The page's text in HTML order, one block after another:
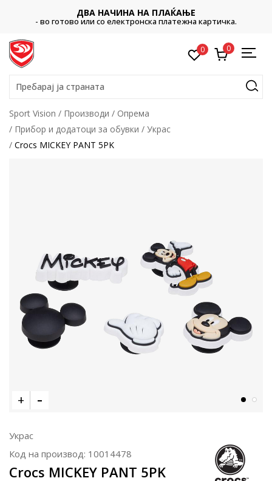
ДВА НАЧИНА НА ПЛАЌАЊЕ
- во готово или со електронска платежна картичка.
0 0
Пребарај ја страната
Sport Vision Производи
Опрема
Прибор и додатоци за обувки
Украс
Crocs MICKEY PANT 5PK
Украс
Код на производ: 10014478
Crocs MICKEY PANT 5PK